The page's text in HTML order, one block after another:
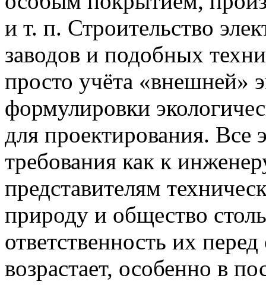
и т. п. Строительство
заводов и подобных
просто учёта «внешней»
формулировки
для проектирования. Все
требования как к
представителям
природу и общество
ответственность их
возрастает, особенно в